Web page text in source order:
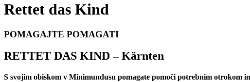
Rettet das Kind
POMAGAJTE POMAGATI
RETTET DAS KIND – Kärnten
S svojim obiskom v Minimundusu pomagate pomoči potrebnim otrokom